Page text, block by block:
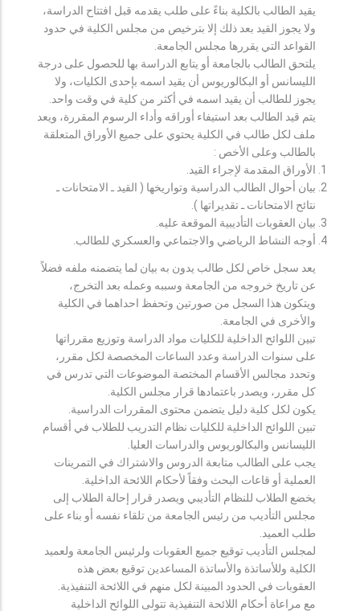
يقيد الطالب بالكلية بناءً على طلب يقدمه قبل افتتاح الدراسة،
ولا يجوز القيد بعد ذلك إلا بترخيص من مجلس الكلية في حدود
القواعد التي يقررها مجلس الجامعة.
يلتحق الطالب بالجامعة أو يتابع الدراسة بها للحصول على درجة
الليسانس أو البكالوريوس أن يقيد اسمه بإحدى الكليات، ولا
يجوز للطالب أن يقيد اسمه في أكثر من كلية في وقت واحد.
يتم قيد الطالب بعد استيفاء أوراقه وأداء الرسوم المقررة، ويعد
ملف لكل طالب في الكلية يحتوي على جميع الأوراق المتعلقة
بالطالب وعلى الأخص :
الأوراق المقدمة لإجراء القيد.
بيان أحوال الطالب الدراسية وتواريخها ( القيد ـ الامتحانات ـ
نتائح الامتحانات ـ تقديراتها ).
بيان العقوبات التأديبية الموقعة عليه.
أوجه النشاط الرياضي والاجتماعي والعسكري للطالب.
يعد سجل خاص لكل طالب يدون به بيان لما يتضمنه ملفه فضلاً
عن تاريخ خروجه من الجامعة وسببه وعمله بعد التخرج،
ويتكون هذا السجل من صورتين وتحفظ احداهما في الكلية
والأخرى في الجامعة.
تبين اللوائح الداخلية للكليات مواد الدراسة وتوزيع مقرراتها
على سنوات الدراسة وعدد الساعات المخصصة لكل مقرر،
وتحدد مجالس الأقسام المختصة الموضوعات التي تدرس في
كل مقرر، ويصدر باعتمادها قرار مجلس الكلية.
يكون لكل كلية دليل يتضمن محتوى المقررات الدراسية.
تبين اللوائح الداخلية للكليات نظام التدريب للطلاب في أقسام
الليسانس والبكالوريوس والدراسات العليا.
يجب على الطالب متابعة الدروس والاشتراك في التمرينات
العملية أو قاعات البحث وفقاً لأحكام اللائحة الداخلية.
يخضع الطلاب للنظام التأديبي ويصدر قرار إحالة الطلاب إلى
مجلس التأديب من رئيس الجامعة من تلقاء نفسه أو بناء على
طلب العميد.
لمجلس التأديب توقيع جميع العقوبات ولرئيس الجامعة ولعميد
الكلية وللأساتذة والأساتذة المساعدين توقيع بعض هذه
العقوبات في الحدود المبينة لكل منهم في اللائحة التنفيذية.
مع مراعاة أحكام اللائحة التنفيذية تتولى اللوائح الداخلية